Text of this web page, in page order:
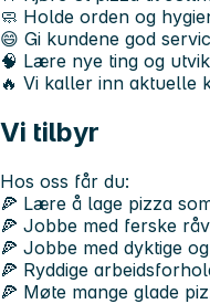
🧼 Holde orden og
😄 Gi kundene god
🧠 Lære nye ting og
🔥 Vi kaller inn aktuelle
Vi tilbyr
Hos oss får du:
🍕 Lære å lage pizza
🍕 Jobbe med ferske
🍕 Jobbe med dyktige
🍕 Ryddige
🍕 Møte mange glade